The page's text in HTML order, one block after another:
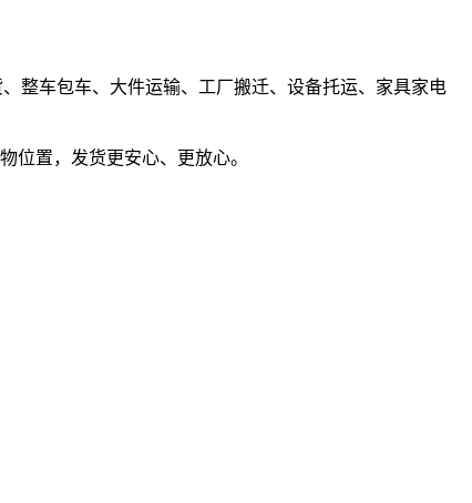
整车包车、大件运输、工厂搬迁、设备托运、家具家电
位置，发货更安心、更放心。